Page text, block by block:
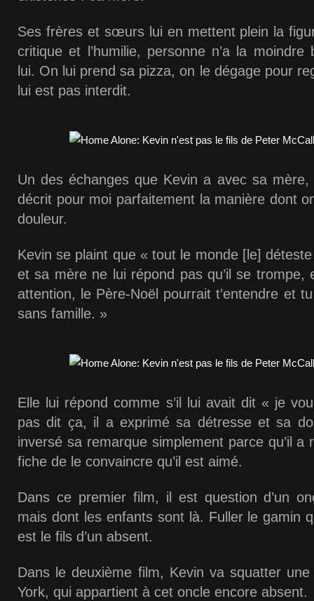
Ses frères et sœurs lui en mettent plein la
critique et l’humilie, personne n’a la moindre
lui. On lui prend sa pizza, on le dégage pour
lui est pas interdit.
Un des échanges que Kevin a avec sa
décrit pour moi parfaitement la manière dont
douleur.
Kevin se plaint que « tout le monde [le]
et sa mère ne lui répond pas qu’il se trompe,
attention, le Père-Noël pourrait t’entendre et
sans famille. »
Elle lui répond comme s’il lui avait dit « je
pas dit ça, il a exprimé sa détresse et sa
inversé sa remarque simplement parce qu’il a
fiche de le convaincre qu’il est aimé.
Dans ce premier film, il est question d’un
mais dont les enfants sont là. Fuller le gamin
est le fils d’un absent.
Dans le deuxième film, Kevin va squatter
York, qui appartient à cet oncle encore absent.